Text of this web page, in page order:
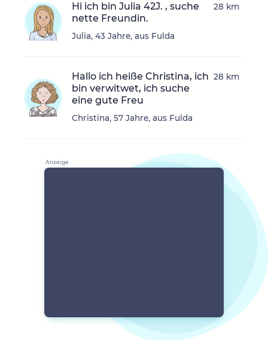
Hi ich bin Julia 42J. , suche
nette Freundin.
Julia, 43 Jahre, aus Fulda
28 km
Hallo ich heiße Christina, ich
bin verwitwet, ich suche
eine gute Freu
Christina, 57 Jahre, aus Fulda
28 km